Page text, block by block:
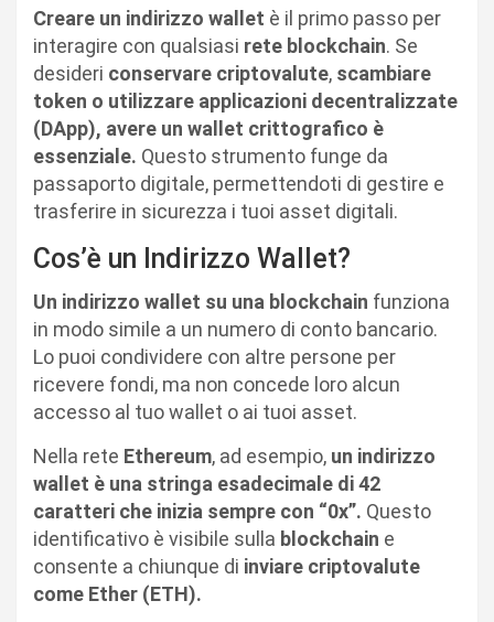
Creare un indirizzo wallet è il primo passo per
interagire con qualsiasi rete blockchain. Se
desideri conservare criptovalute, scambiare
token o utilizzare applicazioni decentralizzate
(DApp), avere un wallet crittografico è
essenziale. Questo strumento funge da
passaporto digitale, permettendoti di gestire e
trasferire in sicurezza i tuoi asset digitali.
Cos’è un Indirizzo Wallet?
Un indirizzo wallet su una blockchain funziona
in modo simile a un numero di conto bancario.
Lo puoi condividere con altre persone per
ricevere fondi, ma non concede loro alcun
accesso al tuo wallet o ai tuoi asset.
Nella rete Ethereum, ad esempio, un indirizzo
wallet è una stringa esadecimale di 42
caratteri che inizia sempre con “0x”. Questo
identificativo è visibile sulla blockchain e
consente a chiunque di inviare criptovalute
come Ether (ETH).